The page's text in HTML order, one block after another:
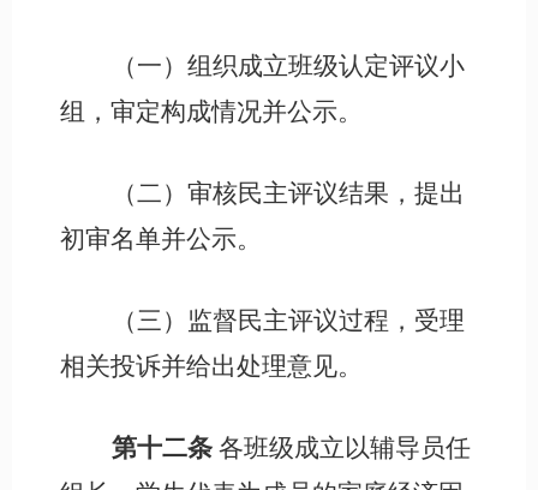
（一）组织成立班级认定评议小
组，审定构成情况并公示。
（二）审核民主评议结果，提出
初审名单并公示。
（三）监督民主评议过程，受理
相关投诉并给出处理意见。
第十二条 各班级成立以辅导员任